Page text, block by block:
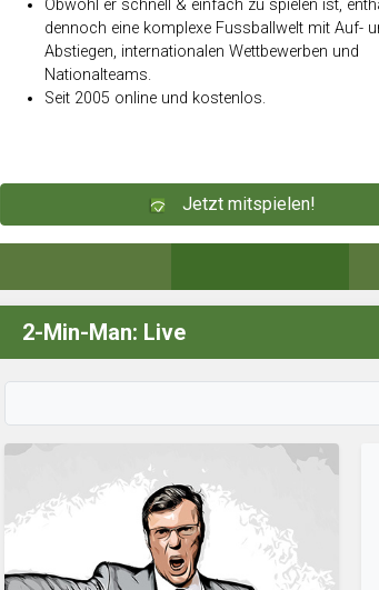
Obwohl er schnell & einfach zu spielen ist,
dennoch eine komplexe Fussballwelt mit Auf-
Abstiegen, internationalen Wettbewerben und
Nationalteams.
Seit 2005 online und kostenlos.
Jetzt mitspielen!
2-Min-Man: Live